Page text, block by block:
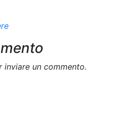
inviare un commento.